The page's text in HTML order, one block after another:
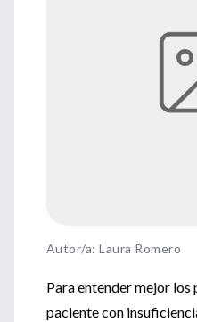
Autor/a: Laura Romero
Para entender mejor los
paciente con